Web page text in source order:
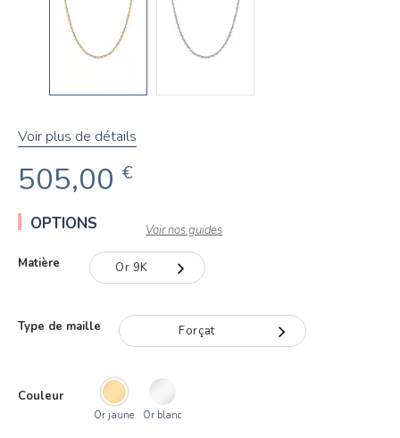
Voir plus de détails
505,00 €
OPTIONS Voir nos guides
Matière Or 9K
Or 18K
Type de maille Forçat
Couleur
Or jaune Or blanc